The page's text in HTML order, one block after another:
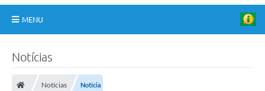
MENU
Notícias
Notícias Notícia
I
g